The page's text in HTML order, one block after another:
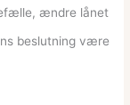
ændre lånet
beslutning være